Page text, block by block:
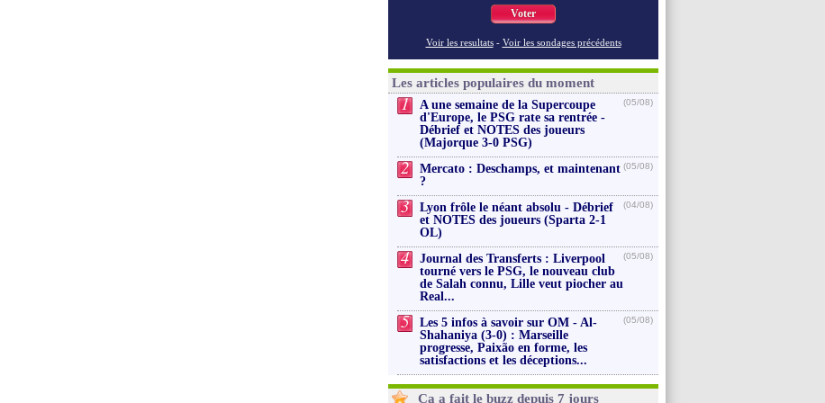
Voter
Voir les resultats - Voir les sondages précédents
Les articles populaires du moment
1
A une semaine de la Supercoupe
d'Europe, le PSG rate sa rentrée -
Débrief et NOTES des joueurs
(Majorque 3-0 PSG)
(05/08)
2
Mercato : Deschamps, et maintenant
?
(05/08)
3
Lyon frôle le néant absolu - Débrief
et NOTES des joueurs (Sparta 2-1
OL)
(04/08)
4
Journal des Transferts : Liverpool
tourné vers le PSG, le nouveau club
de Salah connu, Lille veut piocher au
Real...
(05/08)
5
Les 5 infos à savoir sur OM - Al-
Shahaniya (3-0) : Marseille
progresse, Paixão en forme, les
satisfactions et les déceptions...
(05/08)
Ça a fait le buzz depuis 7 jours